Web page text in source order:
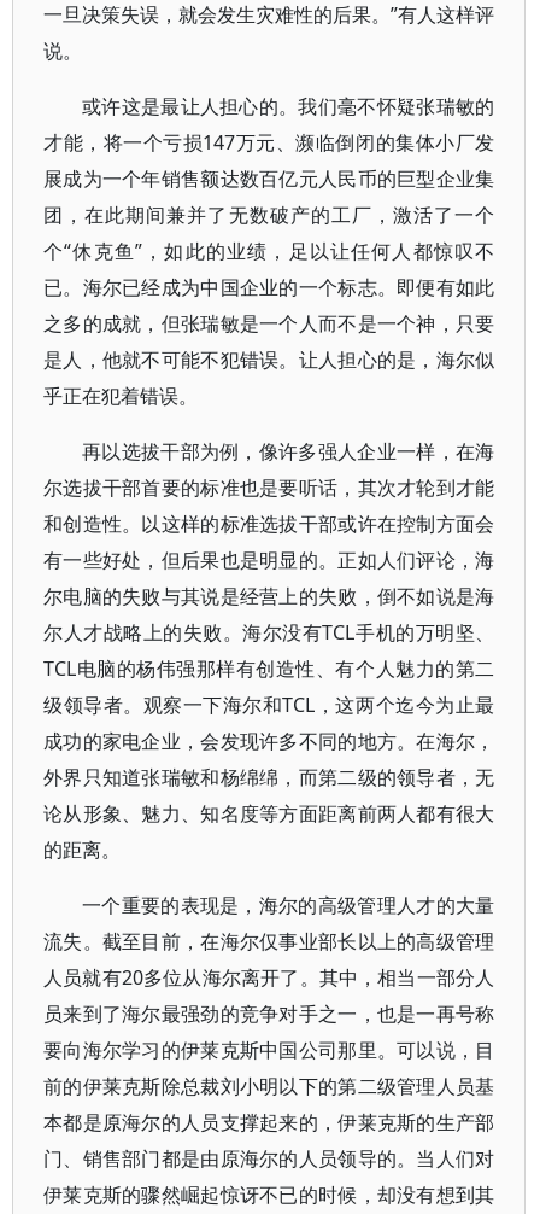
一旦决策失误，就会发生灾难性的后果。”有人这样评
说。
或许这是最让人担心的。我们毫不怀疑张瑞敏的
才能，将一个亏损147万元、濒临倒闭的集体小厂发
展成为一个年销售额达数百亿元人民币的巨型企业集
团，在此期间兼并了无数破产的工厂，激活了一个
个“休克鱼”，如此的业绩，足以让任何人都惊叹不
已。海尔已经成为中国企业的一个标志。即便有如此
之多的成就，但张瑞敏是一个人而不是一个神，只要
是人，他就不可能不犯错误。让人担心的是，海尔似
乎正在犯着错误。
再以选拔干部为例，像许多强人企业一样，在海
尔选拔干部首要的标准也是要听话，其次才轮到才能
和创造性。以这样的标准选拔干部或许在控制方面会
有一些好处，但后果也是明显的。正如人们评论，海
尔电脑的失败与其说是经营上的失败，倒不如说是海
尔人才战略上的失败。海尔没有TCL手机的万明坚、
TCL电脑的杨伟强那样有创造性、有个人魅力的第二
级领导者。观察一下海尔和TCL，这两个迄今为止最
成功的家电企业，会发现许多不同的地方。在海尔，
外界只知道张瑞敏和杨绵绵，而第二级的领导者，无
论从形象、魅力、知名度等方面距离前两人都有很大
的距离。
一个重要的表现是，海尔的高级管理人才的大量
流失。截至目前，在海尔仅事业部长以上的高级管理
人员就有20多位从海尔离开了。其中，相当一部分人
员来到了海尔最强劲的竞争对手之一，也是一再号称
要向海尔学习的伊莱克斯中国公司那里。可以说，目
前的伊莱克斯除总裁刘小明以下的第二级管理人员基
本都是原海尔的人员支撑起来的，伊莱克斯的生产部
门、销售部门都是由原海尔的人员领导的。当人们对
伊莱克斯的骤然崛起惊讶不已的时候，却没有想到其